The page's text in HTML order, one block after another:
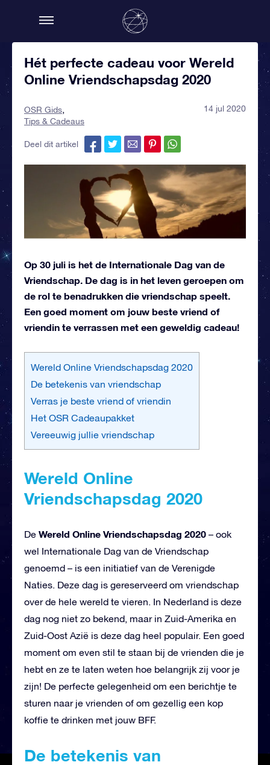
Hét perfecte cadeau voor Wereld
Online Vriendschapsdag 2020
OSR Gids
Tips & Cadeaus
14 jul 2020
Deel dit artikel
Op 30 juli is het de Internationale Dag van de
Vriendschap. De dag is in het leven geroepen om
de rol te benadrukken die vriendschap speelt.
Een goed moment om jouw beste vriend of
vriendin te verrassen met een geweldig cadeau!
Wereld Online Vriendschapsdag 2020
De betekenis van vriendschap
Verras je beste vriend of vriendin
Het OSR Cadeaupakket
Vereeuwig jullie vriendschap
Wereld Online
Vriendschapsdag 2020
De Wereld Online Vriendschapsdag 2020 – ook
wel Internationale Dag van de Vriendschap
genoemd – is een initiatief van de Verenigde
Naties. Deze dag is gereserveerd om vriendschap
over de hele wereld te vieren. In Nederland is deze
dag nog niet zo bekend, maar in Zuid-Amerika en
Zuid-Oost Azië is deze dag heel populair. Een goed
moment om even stil te staan bij de vrienden die je
hebt en ze te laten weten hoe belangrijk zij voor je
zijn! De perfecte gelegenheid om een berichtje te
sturen naar je vrienden of om gezellig een kop
koffie te drinken met jouw BFF.
De betekenis van